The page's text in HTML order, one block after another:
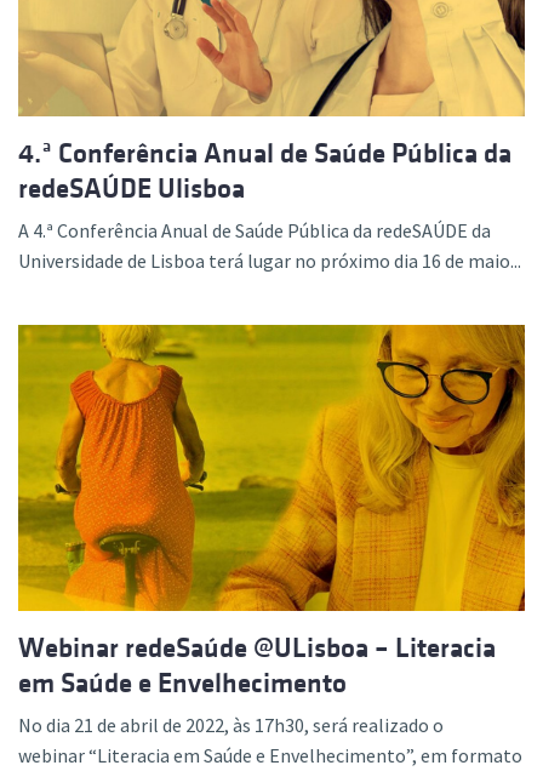
4.ª Conferência Anual de Saúde Pública da
redeSAÚDE Ulisboa
A 4.ª Conferência Anual de Saúde Pública da redeSAÚDE da
Universidade de Lisboa terá lugar no próximo dia 16 de maio...
Webinar redeSaúde @ULisboa – Literacia
em Saúde e Envelhecimento
No dia 21 de abril de 2022, às 17h30, será realizado o
webinar “Literacia em Saúde e Envelhecimento”, em formato